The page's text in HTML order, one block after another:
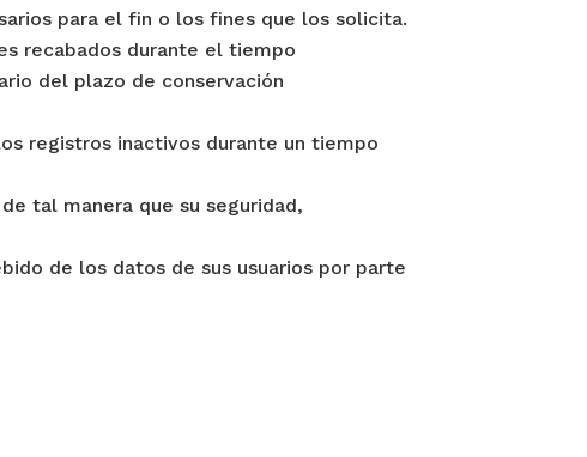
para el fin o los fines que los solicita.
recabados durante el tiempo
del plazo de conservación
registros inactivos durante un tiempo
tal manera que su seguridad,
de los datos de sus usuarios por parte